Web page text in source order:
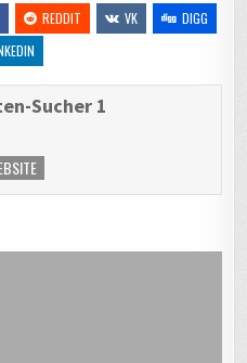
REDDIT VK
DIGG
Sucher 1